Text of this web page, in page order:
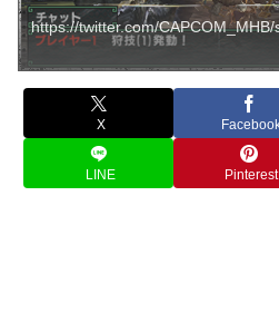
https://twitter.com/
X
LINE Pinterest